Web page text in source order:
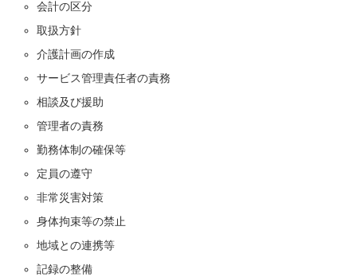
会計の区分
取扱方針
介護計画の作成
サービス管理責任者の責務
相談及び援助
管理者の責務
勤務体制の確保等
定員の遵守
非常災害対策
身体拘束等の禁止
地域との連携等
記録の整備